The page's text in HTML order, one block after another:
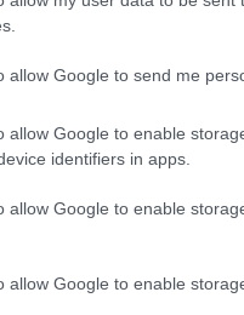
allow Google to send me
allow Google to enable
identifiers in apps.
allow Google to enable
allow Google to enable
dare il meglio e